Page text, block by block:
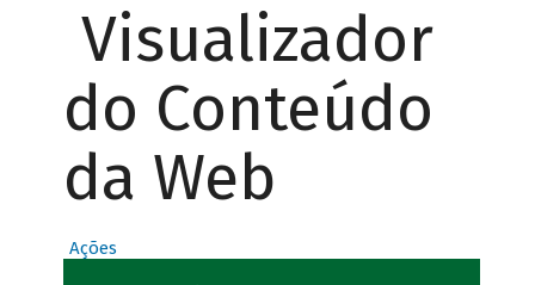
Visualizador
do Conteúdo
da Web
Ações